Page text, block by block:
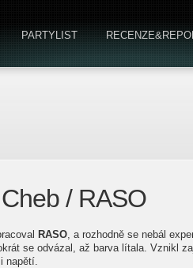
PARTYLIST
/ RASO
RASO, a rozhodně se nebál
se odvázal, až barva lítala. Vznikl
napětí.